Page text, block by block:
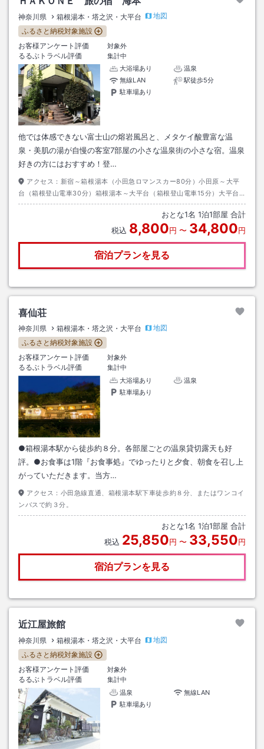
神奈川県 箱根湯本・塔之沢・大平台
地図
ふるさと納税対象施設
お客様アンケート評価
対象外
るるぶトラベル評価
集計中
大浴場あり
温泉
無線LAN
駅徒歩5分
駐車場あり
他では体感できない富士山の熔岩風呂と、メタケイ酸豊富な温
泉・美肌の湯が自慢の客室7部屋の小さな温泉街の小さな宿。温泉
好きの方にはおすすめ！登…
アクセス： 新宿～箱根湯本（小田急ロマンスカー80分）小田原～大平
台（箱根登山電車30分）箱根湯本～大平台（箱根登山電車15分）大平台
駅より徒歩3分。東名厚木～小田原厚木道路箱根口から国道1号線で約15
おとな1名 1泊1部屋 合計
税込 8,800円 〜 34,800円
宿泊プランを見る
喜仙荘
神奈川県 箱根湯本・塔之沢・大平台
地図
ふるさと納税対象施設
お客様アンケート評価
対象外
るるぶトラベル評価
集計中
大浴場あり
温泉
駐車場あり
●箱根湯本駅から徒歩約８分。各部屋ごとの温泉貸切露天も好
評。●お食事は1階『お食事処』でゆったりと夕食、朝食を召し上
がっていただきます。当方…
アクセス： 小田急線直通、箱根湯本駅下車徒歩約８分、またはワンコイ
ンバスで約３分。
おとな1名 1泊1部屋 合計
税込 25,850円 〜 33,550円
宿泊プランを見る
近江屋旅館
神奈川県 箱根湯本・塔之沢・大平台
地図
ふるさと納税対象施設
お客様アンケート評価
対象外
るるぶトラベル評価
集計中
温泉
無線LAN
駐車場あり